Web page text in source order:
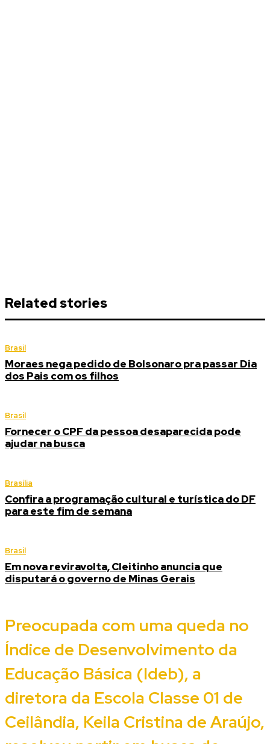
Related stories
Brasil
Moraes nega pedido de Bolsonaro pra passar Dia
dos Pais com os filhos
Brasil
Fornecer o CPF da pessoa desaparecida pode
ajudar na busca
Brasília
Confira a programação cultural e turística do DF
para este fim de semana
Brasil
Em nova reviravolta, Cleitinho anuncia que
disputará o governo de Minas Gerais
Preocupada com uma queda no
Índice de Desenvolvimento da
Educação Básica (Ideb), a
diretora da Escola Classe 01 de
Ceilândia, Keila Cristina de Araújo,